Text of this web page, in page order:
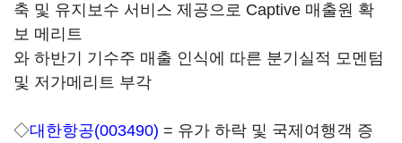
축 및 유지보수 서비스 제공으로 Captive 매출원 확
보 메리트
와 하반기 기수주 매출 인식에 따른 분기실적 모멘텀
및 저가메리트 부각
◇대한항공(003490) = 유가 하락 및 국제여행객 증